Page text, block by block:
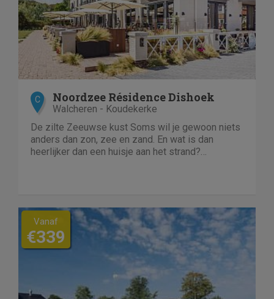
C Noordzee Résidence Dishoek
Walcheren - Koudekerke
De zilte Zeeuwse kust Soms wil je gewoon niets
anders dan zon, zee en zand. En wat is dan
heerlijker dan een huisje aan het strand?
Vanaf
€339